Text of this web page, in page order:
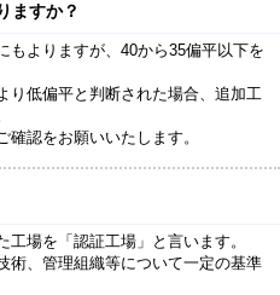
ますか？
もよりますが、40から35偏平以下を
り低偏平と判断された場合、追加工
認をお願いいたします。
場を「認証工場」と言います。
術、管理組織等について一定の基準